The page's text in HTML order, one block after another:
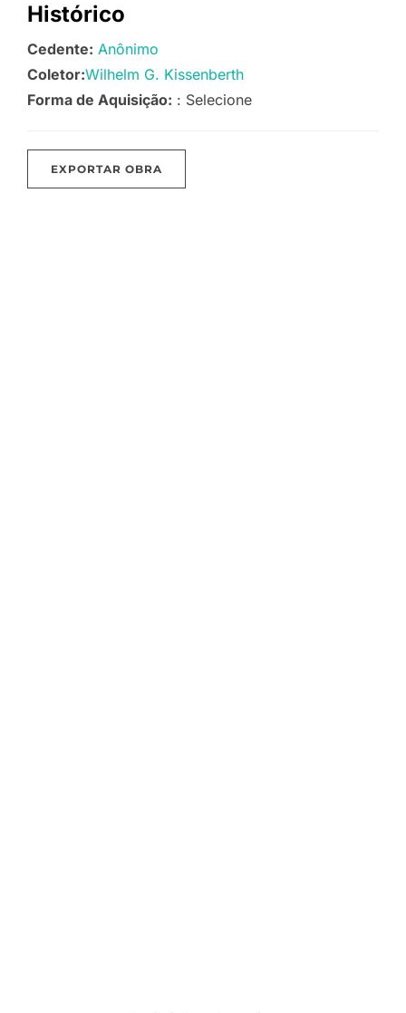
Histórico
Cedente: Anônimo
Coletor:Wilhelm G. Kissenberth
Forma de Aquisição: : Selecione
EXPORTAR OBRA